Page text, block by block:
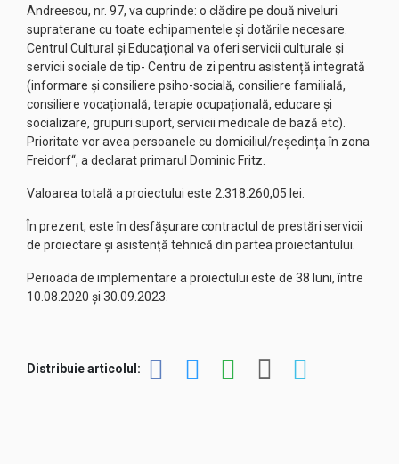
Andreescu, nr. 97, va cuprinde: o clădire pe două niveluri
supraterane cu toate echipamentele și dotările necesare.
Centrul Cultural și Educațional va oferi servicii culturale și
servicii sociale de tip- Centru de zi pentru asistență integrată
(informare și consiliere psiho-socială, consiliere familială,
consiliere vocațională, terapie ocupațională, educare și
socializare, grupuri suport, servicii medicale de bază etc).
Prioritate vor avea persoanele cu domiciliul/reședința în zona
Freidorf“, a declarat primarul Dominic Fritz.
Valoarea totală a proiectului este 2.318.260,05 lei.
În prezent, este în desfășurare contractul de prestări servicii
de proiectare și asistență tehnică din partea proiectantului.
Perioada de implementare a proiectului este de 38 luni, între
10.08.2020 și 30.09.2023.
Distribuie articolul: